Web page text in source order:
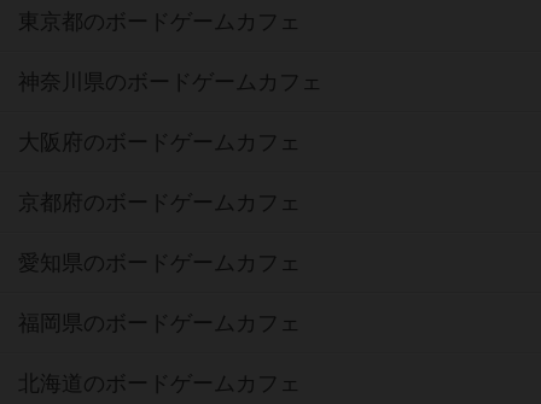
東京都のボードゲームカフェ
神奈川県のボードゲームカフェ
大阪府のボードゲームカフェ
京都府のボードゲームカフェ
愛知県のボードゲームカフェ
福岡県のボードゲームカフェ
北海道のボードゲームカフェ